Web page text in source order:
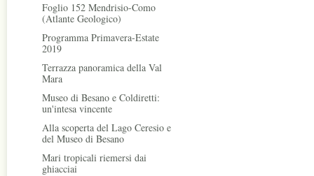
Foglio 152 Mendrisio-Como
(Atlante Geologico)
Programma Primavera-Estate
2019
Terrazza panoramica della Val
Mara
Museo di Besano e Coldiretti:
un'intesa vincente
Alla scoperta del Lago Ceresio e
del Museo di Besano
Mari tropicali riemersi dai
ghiacciai